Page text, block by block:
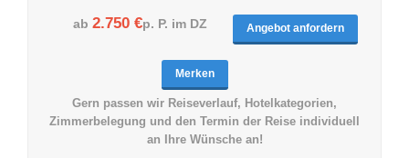
ab 2.750 €p. P. im DZ Angebot anfordern
Merken
Gern passen wir Reiseverlauf, Hotelkategorien,
Zimmerbelegung und den Termin der Reise individuell
an Ihre Wünsche an!